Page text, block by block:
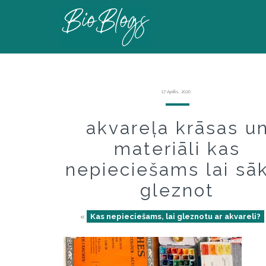
17 Aprīlis, 2020
akvareļa krāsas un
materiāli kas
nepieciešams lai
gleznot
« Kas nepieciešams, lai gleznotu ar akvareli?